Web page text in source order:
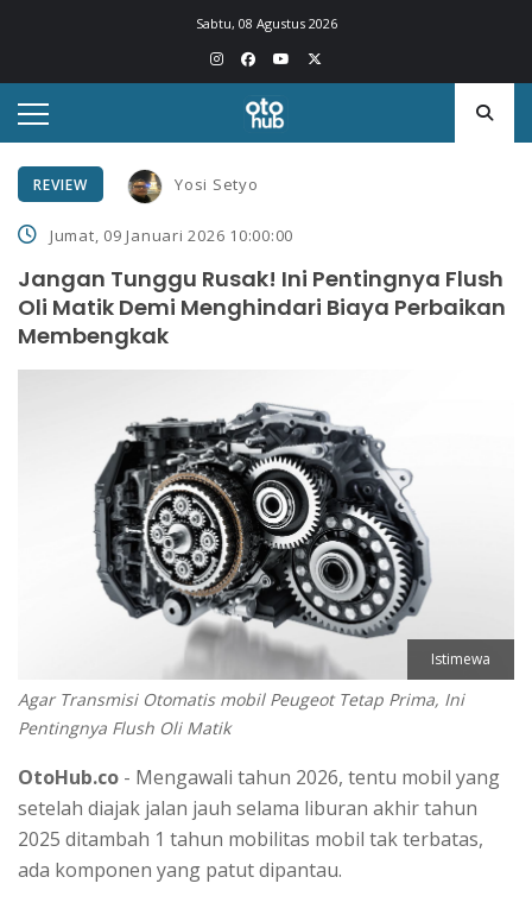
Sabtu, 08 Agustus 2026
REVIEW Yosi Setyo
Jumat, 09 Januari 2026 10:00:00
Jangan Tunggu Rusak! Ini Pentingnya Flush
Oli Matik Demi Menghindari Biaya Perbaikan
Membengkak
Istimewa
Agar Transmisi Otomatis mobil Peugeot Tetap Prima, Ini
Pentingnya Flush Oli Matik
OtoHub.co - Mengawali tahun 2026, tentu mobil yang
setelah diajak jalan jauh selama liburan akhir tahun
2025 ditambah 1 tahun mobilitas mobil tak terbatas,
ada komponen yang patut dipantau.